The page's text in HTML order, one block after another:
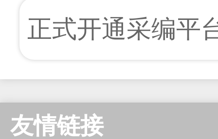
正式开通采编平
友情链接